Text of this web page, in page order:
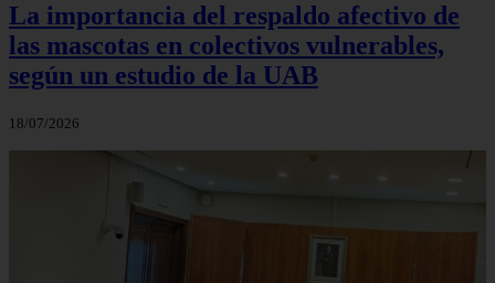
La importancia del respaldo afectivo de
las mascotas en colectivos vulnerables,
según un estudio de la UAB
18/07/2026